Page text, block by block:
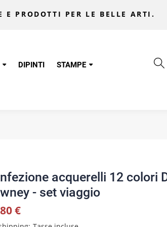
PRODOTTI PER LE BELLE ARTI.
DIPINTI STAMPE
acquerelli 12 colori
- set viaggio
€